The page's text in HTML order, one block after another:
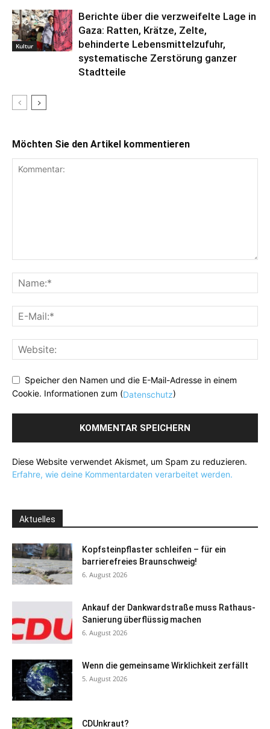
Kultur
Berichte über die verzweifelte Lage in
Gaza: Ratten, Krätze, Zelte,
behinderte Lebensmittelzufuhr,
systematische Zerstörung ganzer
Stadtteile
Möchten Sie den Artikel kommentieren
Speicher den Namen und die E-Mail-Adresse in einem
Cookie. Informationen zum (Datenschutz)
Diese Website verwendet Akismet, um Spam zu reduzieren.
Erfahre, wie deine Kommentardaten verarbeitet werden.
Aktuelles
Kopfsteinpflaster schleifen – für ein
barrierefreies Braunschweig!
6. August 2026
Ankauf der Dankwardstraße muss Rathaus-
Sanierung überflüssig machen
6. August 2026
Wenn die gemeinsame Wirklichkeit zerfällt
5. August 2026
CDUnkraut?